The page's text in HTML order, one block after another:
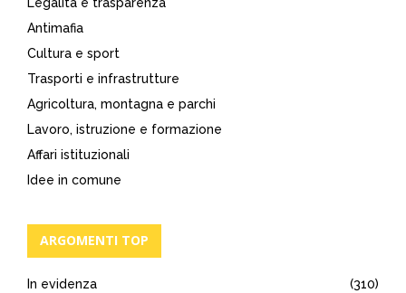
Legalità e trasparenza
Antimafia
Cultura e sport
Trasporti e infrastrutture
Agricoltura, montagna e parchi
Lavoro, istruzione e formazione
Affari istituzionali
Idee in comune
ARGOMENTI TOP
In evidenza
(310)